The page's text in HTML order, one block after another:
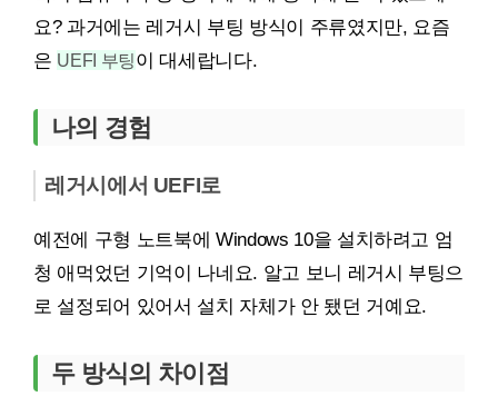
요? 과거에는 레거시 부팅 방식이 주류였지만, 요즘
은 UEFI 부팅이 대세랍니다.
나의 경험
레거시에서 UEFI로
예전에 구형 노트북에 Windows 10을 설치하려고 엄
청 애먹었던 기억이 나네요. 알고 보니 레거시 부팅으
로 설정되어 있어서 설치 자체가 안 됐던 거예요.
두 방식의 차이점